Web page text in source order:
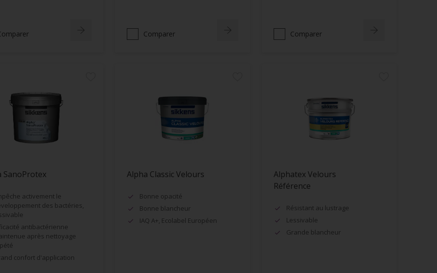
Comparer Comparer
SanoProtex
activement le
des bactéries,
antibactérienne
après nettoyage
confort d'application
Alpha Classic Velours
Bonne opacité
Bonne blancheur
IAQ A+, Ecolabel Européen
Alphatex Velours
Référence
Résistant au lustrage
Lessivable
Grande blancheur